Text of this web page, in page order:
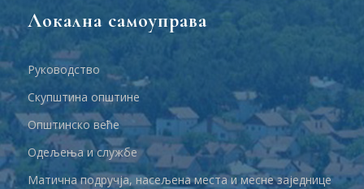
Локална самоуправа
Руководство
Скупштина општине
Општинско веће
Одељења и службе
Матична подручја, насељена места и месне заједнице